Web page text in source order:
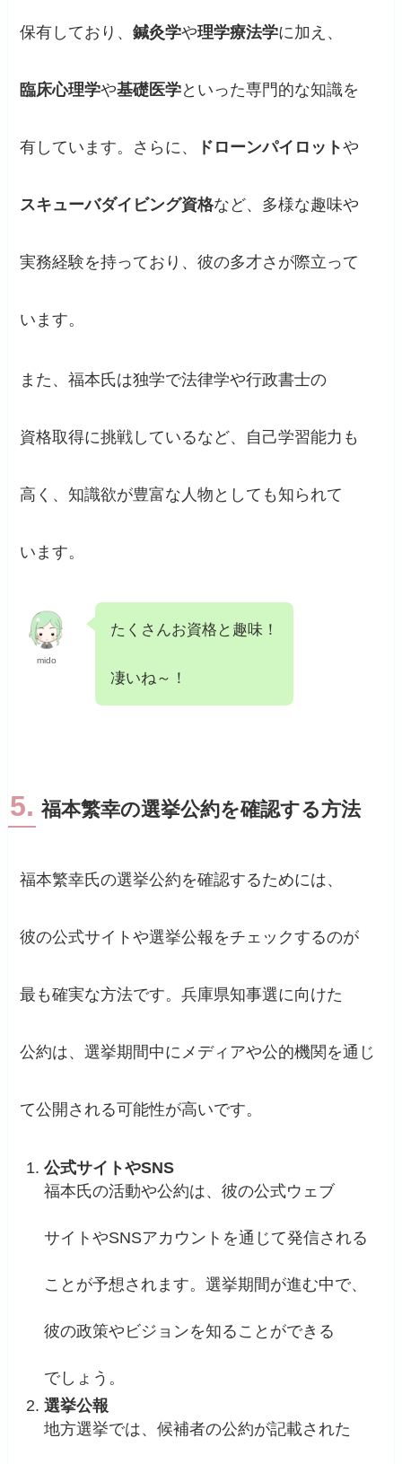
保有しており、鍼灸学や理学療法学に加え、
臨床心理学や基礎医学といった専門的な知識を
有しています。さらに、 ドローンパイロットや
スキューバダイビング資格など、多様な趣味や
実務経験を持っており、彼の多才さが際立って
います。
また、福本氏は独学で法律学や行政書士の
資格取得に挑戦しているなど、自己学習能力も
高く、知識欲が豊富な人物としても知られて
います。
mido
たくさんお資格と趣味！
凄いね～！
5. 福本繁幸の選挙公約を確認する方法
福本繁幸氏の選挙公約を確認するためには、
彼の公式サイトや選挙公報をチェックするのが
最も確実な方法です。兵庫県知事選に向けた
公約は、選挙期間中にメディアや公的機関を通じ
て公開される可能性が高いです。
公式サイトやSNS
福本氏の活動や公約は、彼の公式ウェブ
サイトやSNSアカウントを通じて発信される
ことが予想されます。選挙期間が進む中で、
彼の政策やビジョンを知ることができる
でしょう。
選挙公報
地方選挙では、候補者の公約が記載された